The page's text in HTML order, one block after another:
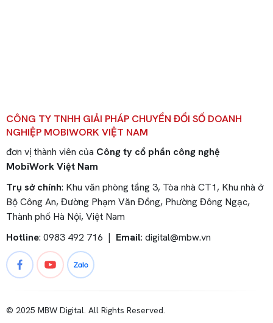
CÔNG TY TNHH GIẢI PHÁP CHUYỂN ĐỔI SỐ DOANH
NGHIỆP MOBIWORK VIỆT NAM
đơn vị thành viên của Công ty cổ phần công nghệ
MobiWork Việt Nam
Trụ sở chính: Khu văn phòng tầng 3, Tòa nhà CT1, Khu nhà ở
Bộ Công An, Đường Phạm Văn Đồng, Phường Đông Ngạc,
Thành phố Hà Nội, Việt Nam
Hotline: 0983 492 716 | Email: digital@mbw.vn
© 2025 MBW Digital. All Rights Reserved.